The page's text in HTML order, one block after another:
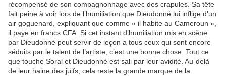
récompensé de son compagnonnage avec des crapules. Sa tête
fait peine à voir lors de l’humiliation que Dieudonné lui inflige d’un
air goguenard, expliquant que comme « il habite au Cameroun »,
il paye en francs CFA. Si cet instant d’humiliation mis en scène
par Dieudonné peut servir de leçon a tous ceux qui sont encore
séduits par le talent de l’artiste, c’est une bonne chose. Tout ce
que touche Soral et Dieudonné est sali par leur avidité. Au-delà
de leur haine des juifs, cela reste la grande marque de la